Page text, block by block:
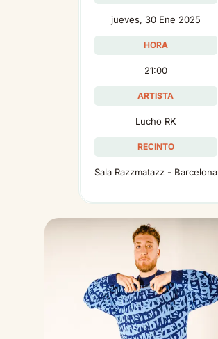
jueves, 30 Ene 2025
HORA
21:00
ARTISTA
Lucho RK
RECINTO
Sala Razzmatazz - Barcelona